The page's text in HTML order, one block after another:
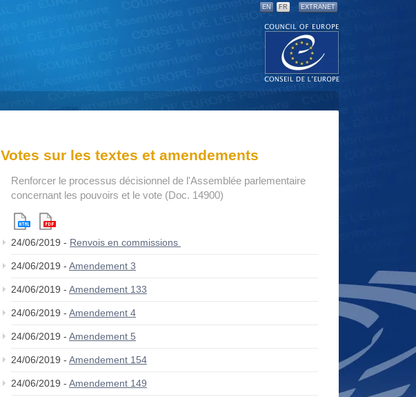
EN FR EXTRANET
Votes sur les textes et amendements
Renforcer le processus décisionnel de l'Assemblée parlementaire
concernant les pouvoirs et le vote (Doc. 14900)
24/06/2019 - Renvois en commissions
24/06/2019 - Amendement 3
24/06/2019 - Amendement 133
24/06/2019 - Amendement 4
24/06/2019 - Amendement 5
24/06/2019 - Amendement 154
24/06/2019 - Amendement 149